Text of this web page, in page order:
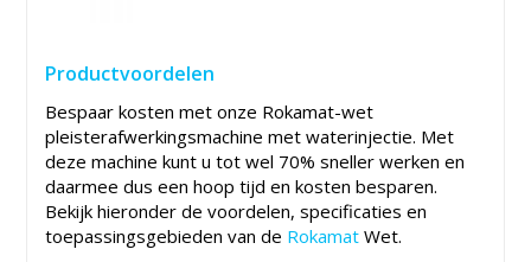
Productvoordelen
Bespaar kosten met onze Rokamat-wet
pleisterafwerkingsmachine met waterinjectie. Met
deze machine kunt u tot wel 70% sneller werken en
daarmee dus een hoop tijd en kosten besparen.
Bekijk hieronder de voordelen, specificaties en
toepassingsgebieden van de Rokamat Wet.